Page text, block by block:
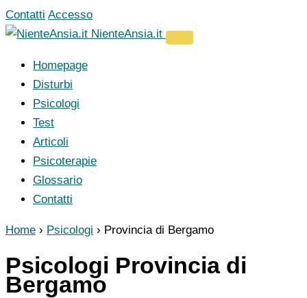
Vai
al
Contatti Accesso
NienteAnsia.it
Homepage
Disturbi
Psicologi
Test
Articoli
Psicoterapie
Glossario
Contatti
Home › Psicologi › Provincia di Bergamo
Psicologi Provincia di
Bergamo